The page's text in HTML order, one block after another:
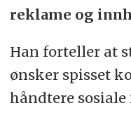
reklame og
Han forteller at
ønsker spisset
håndtere